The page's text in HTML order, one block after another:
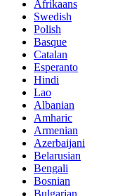
Afrikaans
Swedish
Polish
Basque
Catalan
Esperanto
Hindi
Lao
Albanian
Amharic
Armenian
Azerbaijani
Belarusian
Bengali
Bosnian
Bulgarian